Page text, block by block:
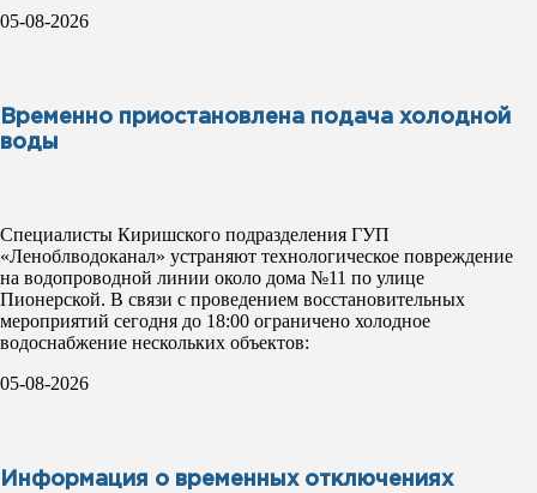
05-08-2026
Временно приостановлена подача холодной
воды
Специалисты Киришского подразделения ГУП
«Леноблводоканал» устраняют технологическое повреждение
на водопроводной линии около дома №11 по улице
Пионерской. В связи с проведением восстановительных
мероприятий сегодня до 18:00 ограничено холодное
водоснабжение нескольких объектов:
05-08-2026
Информация о временных отключениях